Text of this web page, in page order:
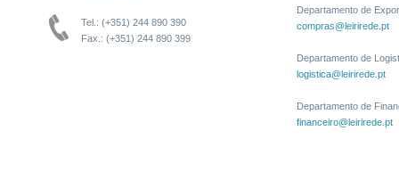
Tel.: (+351) 244 890 390
Fax.: (+351) 244 890 399
Departamento de
compras@leirirede.pt
Departamento de
logistica@leirirede.pt
Departamento de
financeiro@leirirede.pt